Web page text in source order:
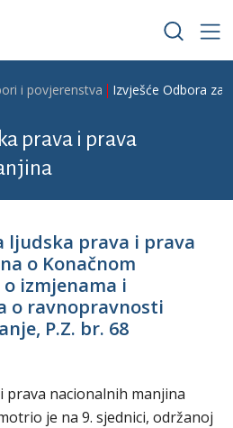
i povjerenstva Izvješće Odbora za
prava i prava
ljudska prava i prava
o Konačnom
izmjenama i
o ravnopravnosti
P.Z. br. 68
prava nacionalnih manjina
je na 9. sjednici, održanoj